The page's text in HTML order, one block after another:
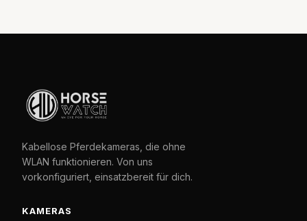
Kabellose Pferdekameras, die ohne
WLAN funktionieren. Von uns
vorkonfiguriert, einsatzbereit für dich.
KAMERAS